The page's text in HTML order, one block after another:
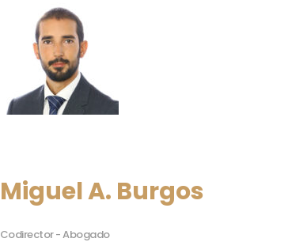
Miguel A. Burgos
Codirector - Abogado